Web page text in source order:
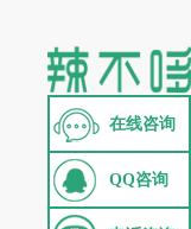
在线咨询
QQ咨询